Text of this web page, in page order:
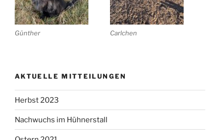
Günther Carlchen
AKTUELLE MITTEILUNGEN
Herbst 2023
Nachwuchs im Hühnerstall